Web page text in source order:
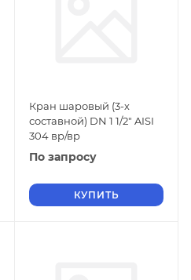
Кран шаровый (3-х
составной) DN 1 1/2" AISI
304 вр/вр
По запросу
КУПИТЬ